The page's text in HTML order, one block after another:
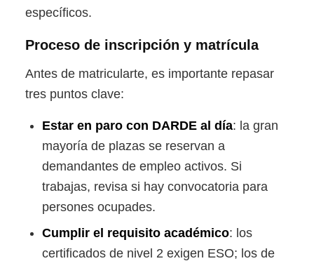
específicos.
Proceso de inscripción y matrícula
Antes de matricularte, es importante repasar
tres puntos clave:
Estar en paro con DARDE al día: la gran
mayoría de plazas se reservan a
demandantes de empleo activos. Si
trabajas, revisa si hay convocatoria para
persones ocupades.
Cumplir el requisito académico: los
certificados de nivel 2 exigen ESO; los de